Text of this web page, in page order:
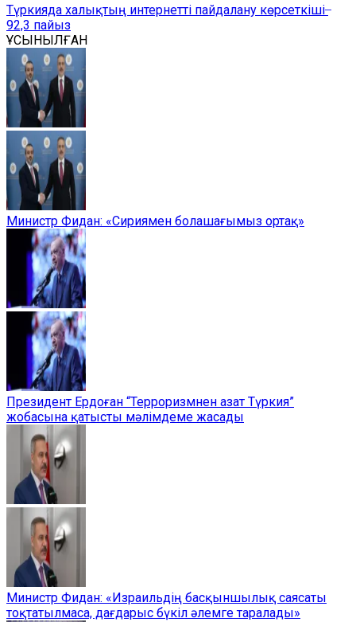
Түркияда халықтың интернетті пайдалану көрсеткіші ̶
92,3 пайыз
ҰСЫНЫЛҒАН
Министр Фидан: «Сириямен болашағымыз ортақ»
Президент Ердоған “Терроризмнен азат Түркия”
жобасына қатысты мәлімдеме жасады
Министр Фидан: «Израильдің басқыншылық саясаты
тоқтатылмаса, дағдарыс бүкіл әлемге таралады»